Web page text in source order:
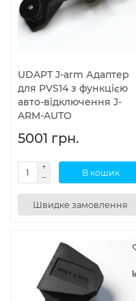
UDAPT J-arm Адаптер
для PVS14 з функцією
авто-відключення J-
ARM-AUTO
5001 грн.
В кошик
Швидке замовлення